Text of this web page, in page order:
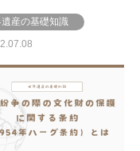
産の基礎知識